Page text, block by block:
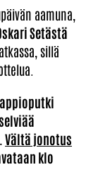
aamuna,
Setästä
sillä
Vältä jonotus
klo